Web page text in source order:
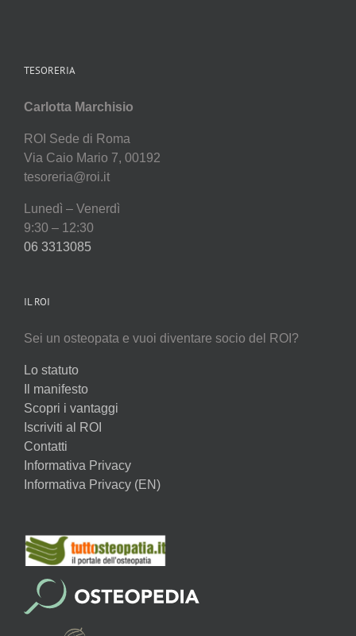
TESORERIA
Carlotta Marchisio
ROI Sede di Roma
Via Caio Mario 7, 00192
tesoreria@roi.it
Lunedì – Venerdì
9:30 – 12:30
06 3313085
IL ROI
Sei un osteopata e vuoi diventare socio del ROI?
Lo statuto
Il manifesto
Scopri i vantaggi
Iscriviti al ROI
Contatti
Informativa Privacy
Informativa Privacy (EN)